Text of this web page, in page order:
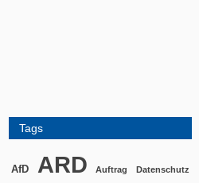
Tags
AfD ARD Auftrag Datenschutz